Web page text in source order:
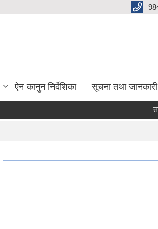
ऐन कानुन निर्देशिका सूचना तथा जानकारी
तह